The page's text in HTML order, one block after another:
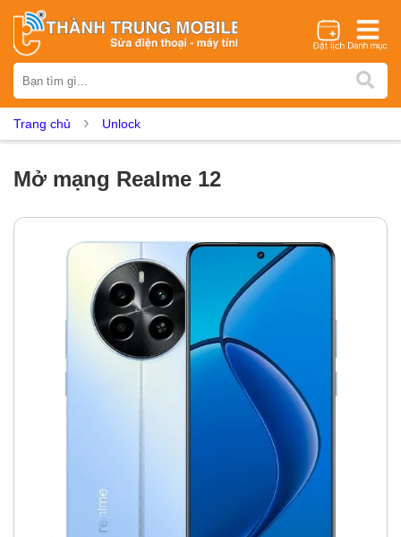
iPhone Samsung Oppo Xiaomi Realme Vivo
Dịch vụ sửa chữa
Thay loa Thay kính lưng Thay vỏ Thay chân sạc
Thay mic Thay rung Thay main
Thay màn hình
Màn hình iPhone Màn hình Samsung
Màn hình Realme Màn hình Vivo
Màn hình Vsmart Màn hình Google Pixel
Thay pin
Pin Oppo Pin Xiaomi
Pin Realme
Thay vỏ
Trang chủ Unlock
Mở mạng Realme 12